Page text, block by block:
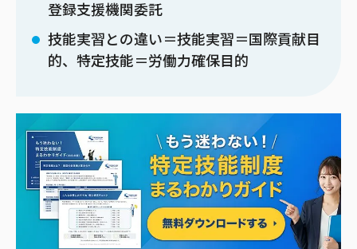
登録支援機関委託
技能実習との違い＝技能実習＝国際貢献目
的、特定技能＝労働力確保目的